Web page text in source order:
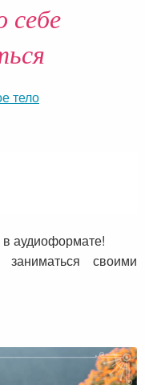
себе
тело
аудиоформате!
своими